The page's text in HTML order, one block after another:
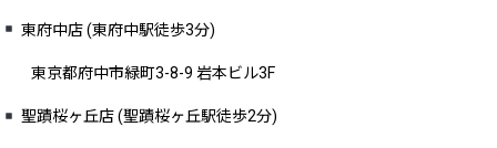
東府中店 (東府中駅徒歩3分)
東京都府中市緑町3-8-9 岩本ビル3F
聖蹟桜ヶ丘店 (聖蹟桜ヶ丘駅徒歩2分)